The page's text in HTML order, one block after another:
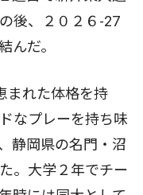
後、２０２６-27
んだ。
まれた体格を持
なプレーを持ち味
静岡県の名門・沼
。大学２年でチー